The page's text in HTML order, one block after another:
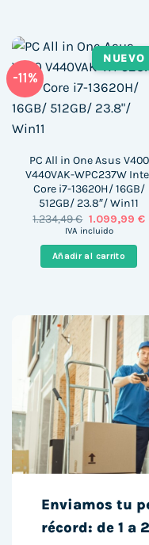
-11%
NUEVO
PC All in One Asus V400
V440VAK-WPC237W
Core i7-13620H/ 16GB/
512GB/ 23.8″/ Win11
1.234,49€ El
precio
era:
1.234,49 €.
1.099,99 €El
IVA incluido
Añadir al carrito
Enviamos tu
récord: de 1 a